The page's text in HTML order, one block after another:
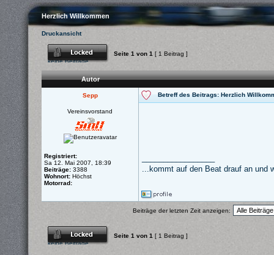
Herzlich Willkommen
Druckansicht
Dieses Thema ist
gesperrt. Du kannst
keine Beiträge
Antworten erstellen.
Seite 1 von 1 [ 1 Beitrag ]
Autor
Sepp Betreff des Beitrags: Herzlich
Vereinsvorstand
Registriert:
Sa 12. Mai 2007, 18:39
Beiträge: 3388
Wohnort: Höchst
Motorrad:
...kommt auf den Beat drauf an und
Beiträge der letzten Zeit anzeigen:
Dieses Thema ist
gesperrt. Du kannst
keine Beiträge
Seite 1 von 1 [ 1 Beitrag ]